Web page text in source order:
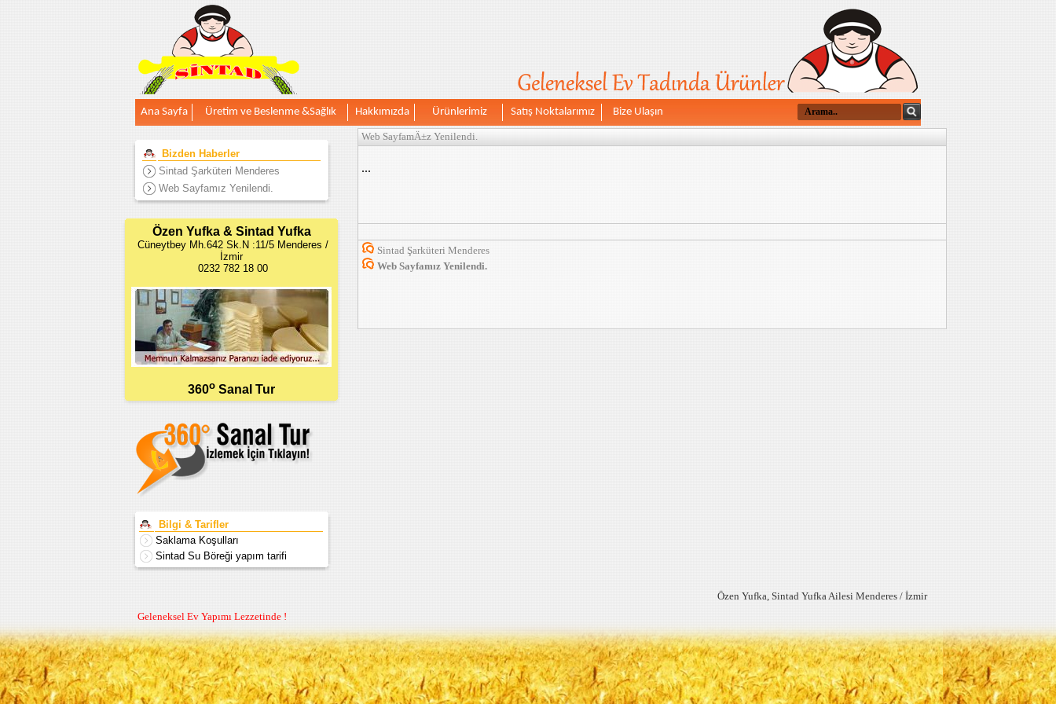
Ana Sayfa Üretim ve Beslenme &Sağlık Hakkımızda Ürünlerimiz Satış Noktalarımız Bize Ulaşın
Bizden Haberler
Sintad Şarküteri Menderes
Web Sayfamız Yenilendi.
Özen Yufka & Sintad Yufka
Cüneytbey Mh.642 Sk.N :11/5 Menderes /
İzmir
0232 782 18 00
360o Sanal Tur
Bilgi & Tarifler
Saklama Koşulları
Sintad Su Böreği yapım tarifi
Web SayfamÄ±z Yenilendi.
...
Sintad Şarküteri Menderes
Web Sayfamız Yenilendi.
Özen Yufka, Sintad Yufka Ailesi Menderes / İzmir
Geleneksel Ev Yapımı Lezzetinde !